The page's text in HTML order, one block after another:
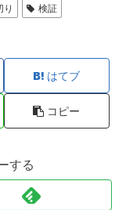
り 検証
はてブ
コピー
する